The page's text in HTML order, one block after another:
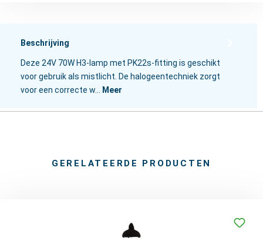
Beschrijving
Deze 24V 70W H3-lamp met PK22s-fitting is geschikt
voor gebruik als mistlicht. De halogeentechniek zorgt
voor een correcte w…
Meer
GERELATEERDE PRODUCTEN